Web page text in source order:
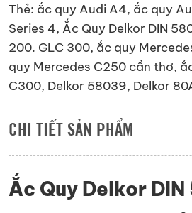
số
lượng
Thẻ: ắc quy Audi A4, ắc quy
Series 4, Ắc Quy Delkor DIN
200. GLC 300, ắc quy
quy Mercedes C250 cần thơ,
C300, Delkor 58039, Delkor
CHI TIẾT SẢN PHẨM
Ắc Quy Delkor